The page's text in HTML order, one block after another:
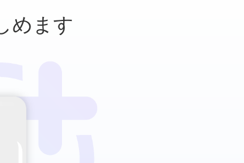
めます